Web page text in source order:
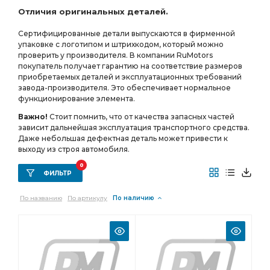
МОСТ СРЕДНИЙ ПЕРЕДНЕГО МОСТА
РЕДУКТОР СРЕДНЕГО МОСТА i=7.49
СРЕДНЕГО МОСТА i=7.49
СРЕДНЕГО МОСТА i=7.49 49 зуб УРАЛ УВК
а/м с пневмотормозами АБС пневмотормоза
зуб фланец с торц. зуб фланец с торц. шлицами
МОСТА i=6,77
РЕДУКТОР ПЕРЕДНЕГО
РЕДУКТОР ПЕРЕДНЕГО МОСТА
заднего моста
фланца с торцевыми шлицами АЗ УРАЛ
пневмотормозами АЗ УРАЛ
РЕДУКТОР СРЕДНЕГО МОСТА i=6.77
Отличия оригинальных деталей.
Сертифицированные детали выпускаются в фирменной
упаковке с логотипом и штрихкодом, который можно
проверить у производителя. В компании RuMotors
покупатель получает гарантию на соответствие размеров
приобретаемых деталей и эксплуатационных требований
завода-производителя. Это обеспечивает нормальное
функционирование элемента.
Важно! Стоит помнить, что от качества запасных частей
зависит дальнейшая эксплуатация транспортного средства.
Даже небольшая дефектная деталь может привести к
выходу из строя автомобиля.
ФИЛЬТР
0
По названию По артикулу По наличию